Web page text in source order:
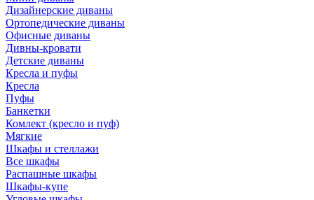
Дизайнерские диваны
Ортопедические диваны
Офисные диваны
Дивны-кровати
Детские диваны
Кресла и пуфы
Кресла
Пуфы
Банкетки
Комлект (кресло и пуф)
Мягкие
Шкафы и стеллажи
Все шкафы
Распашные шкафы
Шкафы-купе